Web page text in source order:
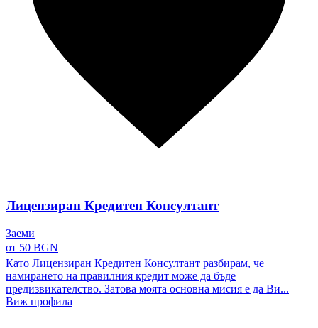
Лицензиран Кредитен Консултант
Заеми
от 50 BGN
Като Лицензиран Кредитен Консултант разбирам, че
намирането на правилния кредит може да бъде
предизвикателство. Затова моята основна мисия е да Ви...
Виж профила